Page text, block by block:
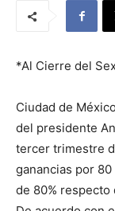
*Al Cierre del
Ciudad de
del presidente
tercer trimestre
ganancias por
de 80%